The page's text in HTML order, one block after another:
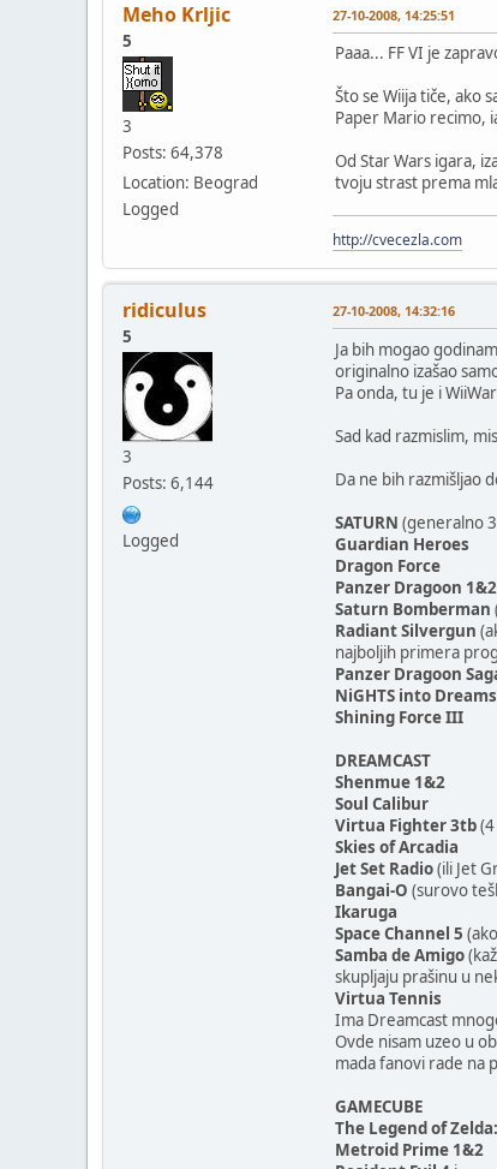
Meho Krljic
5
3
Posts: 64,378
Location: Beograd
Logged
27-10-2008, 14:25:51
Paaa... FF VI je
Što se Wiija tiče, ako
Paper Mario recimo,
Od Star Wars igara,
tvoju strast prema
http://cvecezla.com
ridiculus
5
3
Posts: 6,144
Logged
27-10-2008, 14:32:16
Ja bih mogao
originalno izašao
Pa onda, tu je i
Sad kad razmislim,
Da ne bih razmišljao
SATURN (generalno
Guardian Heroes
Dragon Force
Panzer Dragoon 1&2
Saturn Bomberman
Radiant Silvergun
najboljih primera
Panzer Dragoon
NiGHTS into Dreams
Shining Force III
DREAMCAST
Shenmue 1&2
Soul Calibur
Virtua Fighter 3tb
Skies of Arcadia
Jet Set Radio(ili Jet
Bangai-O (surovo
Ikaruga
Space Channel 5
Samba de Amigo
skupljaju prašinu u
Virtua Tennis
Ima Dreamcast
Ovde nisam uzeo u
mada fanovi rade na
GAMECUBE
The Legend of
Metroid Prime 1&2